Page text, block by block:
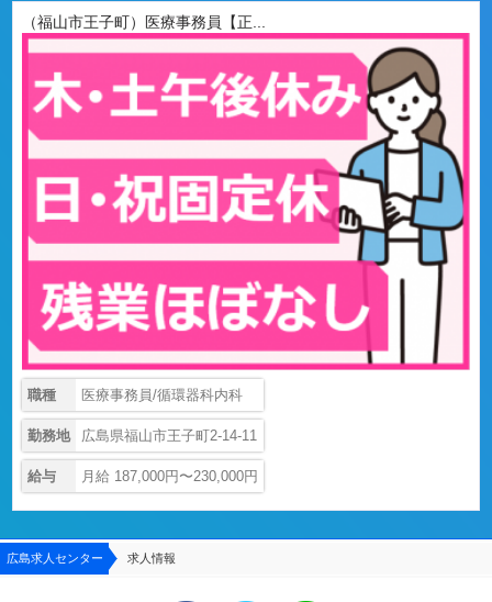
（福山市王子町）医療事務員【正...
職種 医療事務員/循環器科内科
勤務地 広島県福山市王子町2-14-11
給与 月給 187,000円〜230,000円
広島求人センター 求人情報